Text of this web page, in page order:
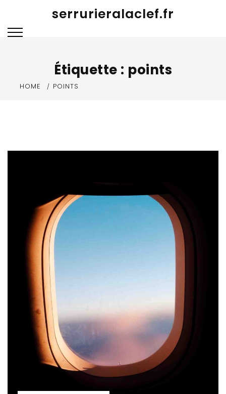
content
serrurieralaclef.fr
Étiquette : points
HOME POINTS